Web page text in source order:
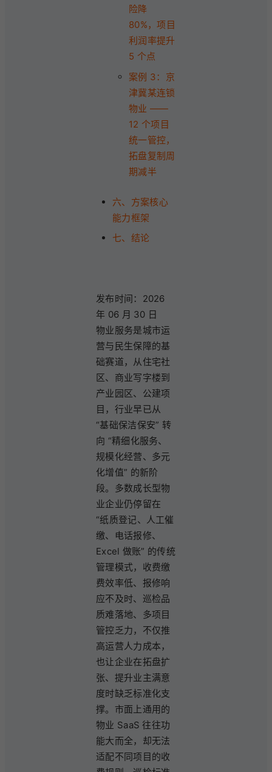
险降
80%，项目
利润率提升
5 个点
案例 3：京
津冀某连锁
物业 ——
12 个项目
统一管控，
拓盘复制周
期减半
六、方案核心
能力框架
七、结论
发布时间：2026
年 06 月 30 日
物业服务是城市运
营与民生保障的基
础赛道，从住宅社
区、商业写字楼到
产业园区、公建项
目，行业早已从
“基础保洁保安” 转
向 “精细化服务、
规模化经营、多元
化增值” 的新阶
段。多数成长型物
业企业仍停留在
“纸质登记、人工催
缴、电话报修、
Excel 做账” 的传统
管理模式，收费缴
费效率低、报修响
应不及时、巡检品
质难落地、多项目
管控乏力，不仅推
高运营人力成本，
也让企业在拓盘扩
张、提升业主满意
度时缺乏标准化支
撑。市面上通用的
物业 SaaS 往往功
能大而全，却无法
适配不同项目的收